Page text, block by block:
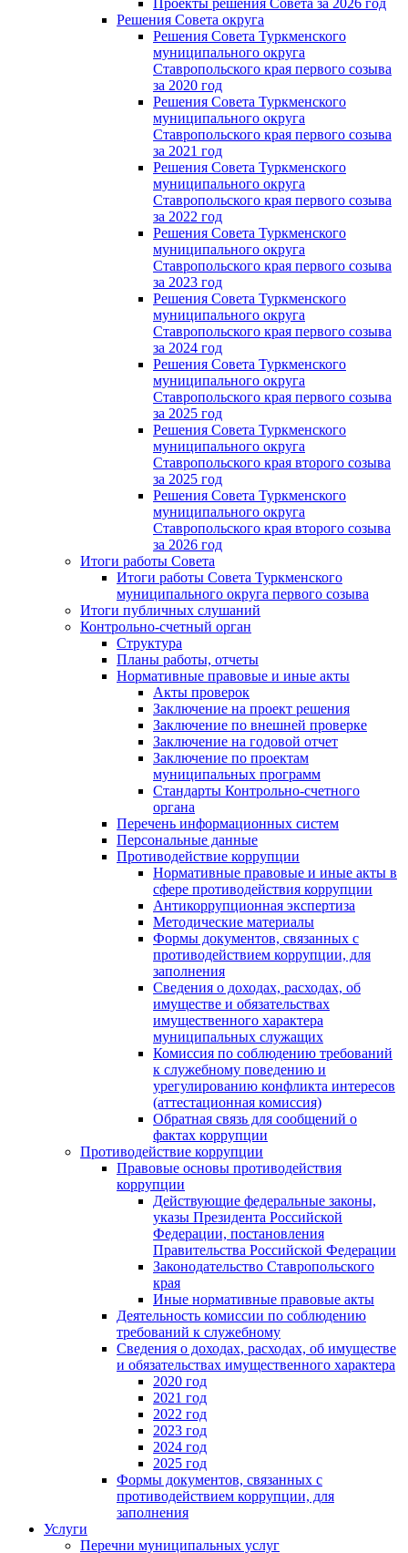
Решения Совета округа
Решения Совета Туркменского
муниципального округа
Ставропольского края первого созыва
за 2020 год
Решения Совета Туркменского
муниципального округа
Ставропольского края первого созыва
за 2021 год
Решения Совета Туркменского
муниципального округа
Ставропольского края первого созыва
за 2022 год
Решения Совета Туркменского
муниципального округа
Ставропольского края первого созыва
за 2023 год
Решения Совета Туркменского
муниципального округа
Ставропольского края первого созыва
за 2024 год
Решения Совета Туркменского
муниципального округа
Ставропольского края первого созыва
за 2025 год
Решения Совета Туркменского
муниципального округа
Ставропольского края второго созыва
за 2025 год
Решения Совета Туркменского
муниципального округа
Ставропольского края второго созыва
за 2026 год
Итоги работы Совета
Итоги работы Совета Туркменского
муниципального округа первого созыва
Итоги публичных слушаний
Контрольно-счетный орган
Структура
Планы работы, отчеты
Нормативные правовые и иные акты
Акты проверок
Заключение на проект решения
Заключение по внешней проверке
Заключение на годовой отчет
Заключение по проектам
муниципальных программ
Стандарты Контрольно-счетного
органа
Перечень информационных систем
Персональные данные
Противодействие коррупции
Нормативные правовые и иные акты в
сфере противодействия коррупции
Антикоррупционная экспертиза
Методические материалы
Формы документов, связанных с
противодействием коррупции, для
заполнения
Сведения о доходах, расходах, об
имуществе и обязательствах
имущественного характера
муниципальных служащих
Комиссия по соблюдению требований
к служебному поведению и
урегулированию конфликта интересов
(аттестационная комиссия)
Обратная связь для сообщений о
фактах коррупции
Противодействие коррупции
Правовые основы противодействия
коррупции
Действующие федеральные законы,
указы Президента Российской
Федерации, постановления
Правительства Российской Федерации
Законодательство Ставропольского
края
Иные нормативные правовые акты
Деятельность комиссии по соблюдению
требований к служебному
Сведения о доходах, расходах, об имуществе
и обязательствах имущественного характера
2020 год
2021 год
2022 год
2023 год
2024 год
2025 год
Формы документов, связанных с
противодействием коррупции, для
заполнения
Услуги
Перечни муниципальных услуг